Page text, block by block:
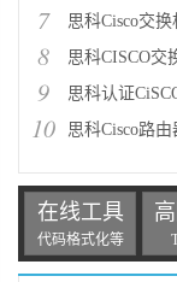
7 思科Cisco交换机配
8 思科CISCO交换机
9 思科认证CiSCO 交
10 思科Cisco路由器配
在线工具
代码格式化等